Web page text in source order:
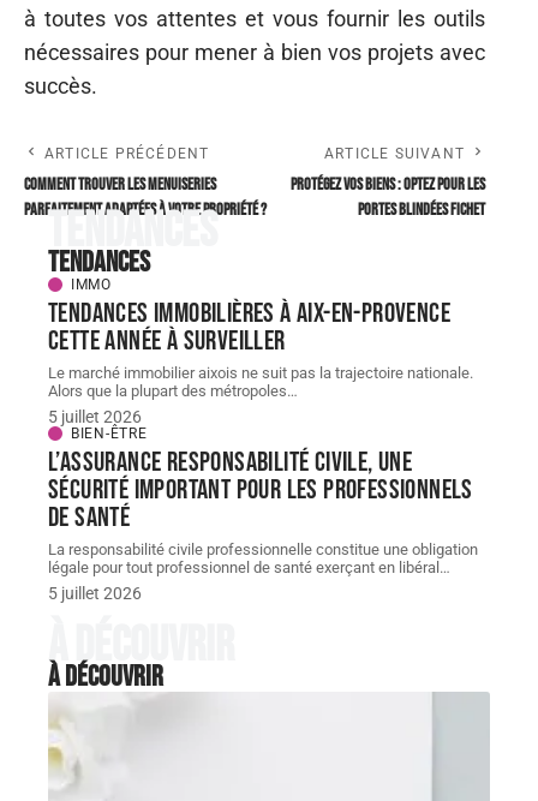
à toutes vos attentes et vous fournir les outils
nécessaires pour mener à bien vos projets avec
succès.
ARTICLE PRÉCÉDENT
Comment trouver les menuiseries
parfaitement adaptées à votre propriété ?
ARTICLE SUIVANT
Protégez vos biens : Optez pour les
portes blindées Fichet
Tendances
Tendances
IMMO
Tendances immobilières à Aix-en-Provence
cette année à surveiller
Le marché immobilier aixois ne suit pas la trajectoire nationale.
Alors que la plupart des métropoles…
5 juillet 2026
BIEN-ÊTRE
L’assurance responsabilité civile, une
sécurité important pour les professionnels
de santé
La responsabilité civile professionnelle constitue une obligation
légale pour tout professionnel de santé exerçant en libéral …
5 juillet 2026
À découvrir
À découvrir